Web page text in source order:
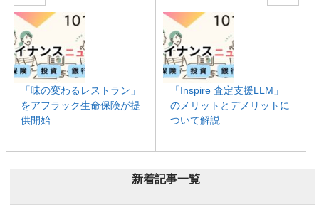
「味の変わるレストラン」
をアフラック生命保険が提
供開始
「Inspire 査定支援LLM」
のメリットとデメリットに
ついて解説
新着記事一覧